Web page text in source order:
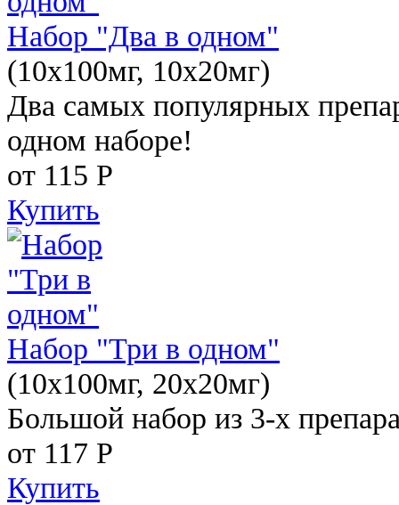
Набор "Два в одном"
(10x100мг, 10x20мг)
Два самых популярных
одном наборе!
от 115 Р
Купить
Набор "Три в одном"
(10x100мг, 20x20мг)
Большой набор из 3-х
от 117 Р
Купить